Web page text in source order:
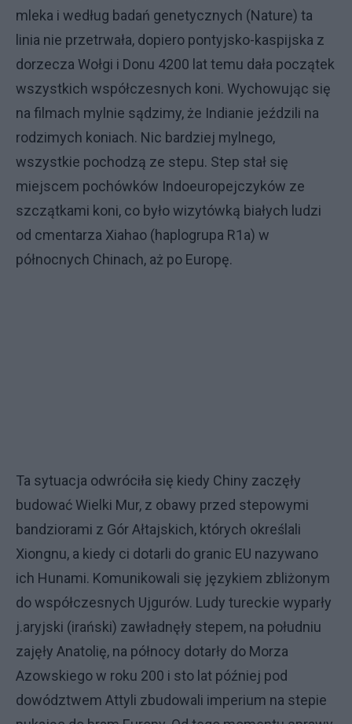
mleka i według badań genetycznych (Nature) ta
linia nie przetrwała, dopiero pontyjsko-kaspijska z
dorzecza Wołgi i Donu 4200 lat temu dała początek
wszystkich współczesnych koni. Wychowując się
na filmach mylnie sądzimy, że Indianie jeździli na
rodzimych koniach. Nic bardziej mylnego,
wszystkie pochodzą ze stepu. Step stał się
miejscem pochówków Indoeuropejczyków ze
szczątkami koni, co było wizytówką białych ludzi
od cmentarza Xiahao (haplogrupa R1a) w
północnych Chinach, aż po Europę.
Ta sytuacja odwróciła się kiedy Chiny zaczęły
budować Wielki Mur, z obawy przed stepowymi
bandziorami z Gór Ałtajskich, których określali
Xiongnu, a kiedy ci dotarli do granic EU nazywano
ich Hunami. Komunikowali się językiem zbliżonym
do współczesnych Ujgurów. Ludy tureckie wyparły
j.aryjski (irański) zawładnęły stepem, na południu
zajęły Anatolię, na północy dotarły do Morza
Azowskiego w roku 200 i sto lat później pod
dowództwem Attyli zbudowali imperium na stepie